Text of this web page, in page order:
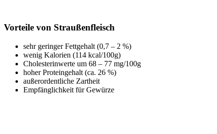
Vorteile von Straußenfleisch
sehr geringer Fettgehalt (0,7 – 2 %)
wenig Kalorien (114 kcal/100g)
Cholesterinwerte um 68 – 77 mg/100g
hoher Proteingehalt (ca. 26 %)
außerordentliche Zartheit
Empfänglichkeit für Gewürze